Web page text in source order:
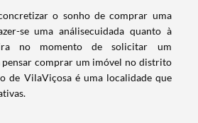
o sonho de comprar uma
se uma análisecuidada quanto à
no momento de solicitar um
pensar comprar um imóvel no distrito
de VilaViçosa é uma localidade que